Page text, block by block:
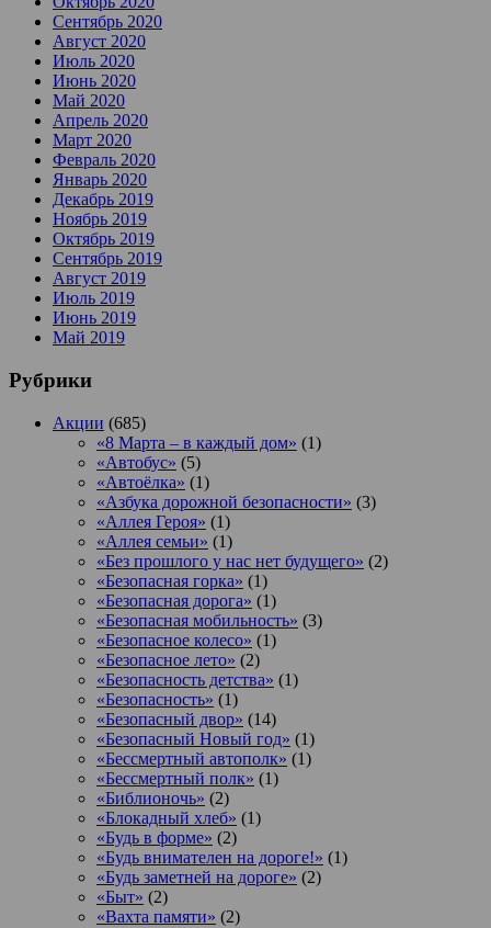
Сентябрь 2020
Август 2020
Июль 2020
Июнь 2020
Май 2020
Апрель 2020
Март 2020
Февраль 2020
Январь 2020
Декабрь 2019
Ноябрь 2019
Октябрь 2019
Сентябрь 2019
Август 2019
Июль 2019
Июнь 2019
Май 2019
Рубрики
Акции (685)
«8 Марта – в каждый дом» (1)
«Автобус» (5)
«Автоёлка» (1)
«Азбука дорожной безопасности» (3)
«Аллея Героя» (1)
«Аллея семьи» (1)
«Без прошлого у нас нет будущего» (2)
«Безопасная горка» (1)
«Безопасная дорога» (1)
«Безопасная мобильность» (3)
«Безопасное колесо» (1)
«Безопасное лето» (2)
«Безопасность детства» (1)
«Безопасность» (1)
«Безопасный двор» (14)
«Безопасный Новый год» (1)
«Бессмертный автополк» (1)
«Бессмертный полк» (1)
«Библионочь» (2)
«Блокадный хлеб» (1)
«Будь в форме» (2)
«Будь внимателен на дороге!» (1)
«Будь заметней на дороге» (2)
«Быт» (2)
«Вахта памяти» (2)